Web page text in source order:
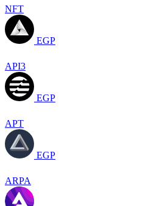
NFT
EGP
API3
EGP
APT
EGP
ARPA